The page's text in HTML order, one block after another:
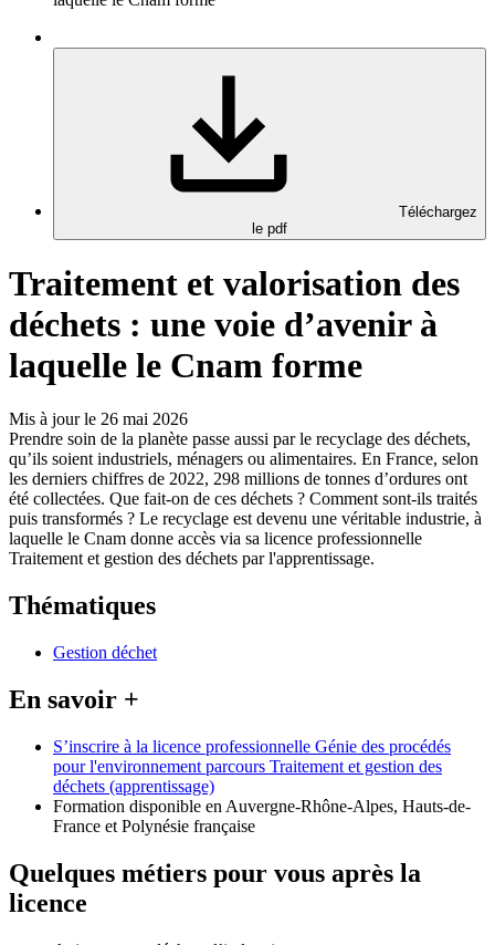
Téléchargez
le pdf
Traitement et valorisation des
déchets : une voie d’avenir à
laquelle le Cnam forme
Mis à jour le 26 mai 2026
Prendre soin de la planète passe aussi par le recyclage des déchets,
qu’ils soient industriels, ménagers ou alimentaires. En France, selon
les derniers chiffres de 2022, 298 millions de tonnes d’ordures ont
été collectées. Que fait-on de ces déchets ? Comment sont-ils traités
puis transformés ? Le recyclage est devenu une véritable industrie, à
laquelle le Cnam donne accès via sa licence professionnelle
Traitement et gestion des déchets par l'apprentissage.
Thématiques
Gestion déchet
En savoir +
S’inscrire à la licence professionnelle Génie des procédés
pour l'environnement parcours Traitement et gestion des
déchets (apprentissage)
Formation disponible en Auvergne-Rhône-Alpes, Hauts-de-
France et Polynésie française
Quelques métiers pour vous après la
licence